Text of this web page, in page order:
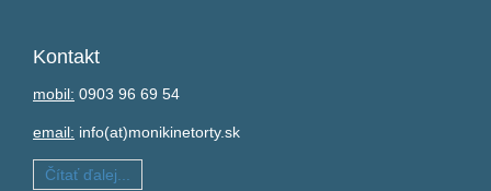
Kontakt
mobil: 0903 96 69 54
email: info(at)monikinetorty.sk
Čítať ďalej...